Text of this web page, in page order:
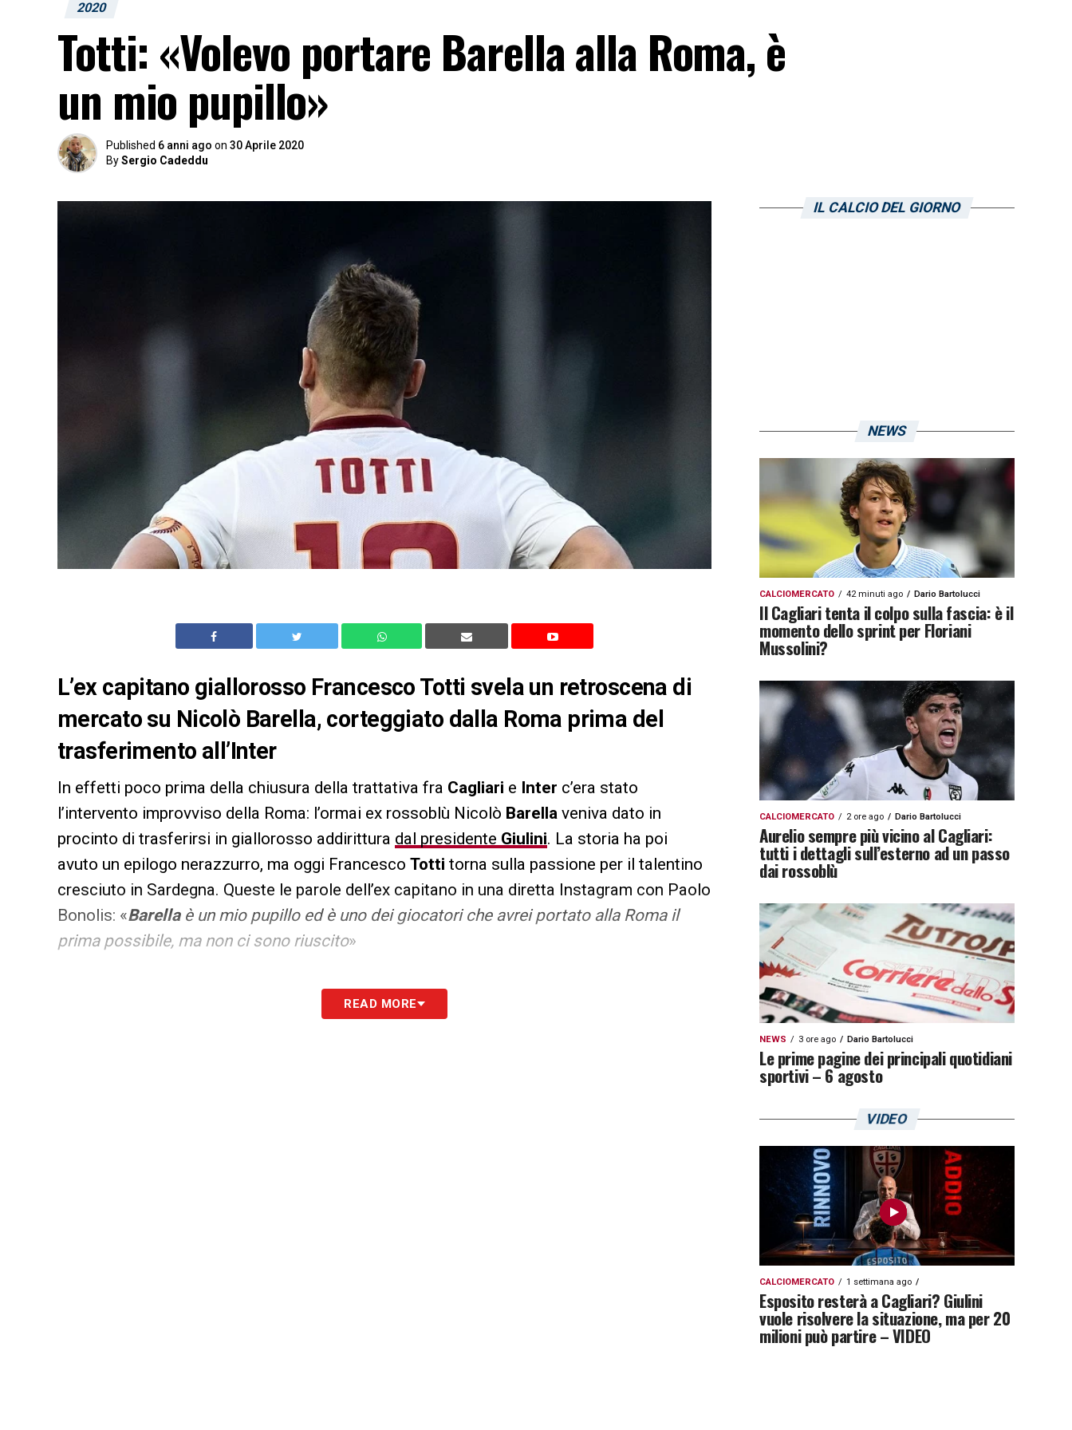
2020
Totti: «Volevo portare Barella alla Roma, è
un mio pupillo»
Published 6 anni ago on 30 Aprile 2020
BySergio Cadeddu
L’ex capitano giallorosso Francesco Totti svela un retroscena di
mercato su Nicolò Barella, corteggiato dalla Roma prima del
trasferimento all’Inter
In effetti poco prima della chiusura della trattativa fra Cagliari e Inter c’era stato
l’intervento improvviso della Roma: l’ormai ex rossoblù Nicolò Barella veniva dato in
procinto di trasferirsi in giallorosso addirittura dal presidente Giulini. La storia ha poi
avuto un epilogo nerazzurro, ma oggi Francesco Totti torna sulla passione per il talentino
cresciuto in Sardegna. Queste le parole dell’ex capitano in una diretta Instagram con Paolo
Bonolis: «Barellaè un mio pupillo ed è uno dei giocatori che avrei portato alla Roma il
prima possibile, ma non ci sono riuscito»
LA PLAYLIST DELLE NOSTRE TOP NEWS
READ MORE
IL CALCIO DEL GIORNO
NEWS
CALCIOMERCATO 42 minuti ago Dario Bartolucci
Il Cagliari tenta il colpo sulla fascia: è il
momento dello sprint per Floriani
Mussolini?
CALCIOMERCATO 2 ore ago Dario Bartolucci
Aurelio sempre più vicino al Cagliari:
tutti i dettagli sull’esterno ad un passo
dai rossoblù
NEWS 3 ore ago Dario Bartolucci
Le prime pagine dei principali quotidiani
sportivi – 6 agosto
VIDEO
CALCIOMERCATO 1 settimana ago
Esposito resterà a Cagliari? Giulini
vuole risolvere la situazione, ma per 20
milioni può partire – VIDEO